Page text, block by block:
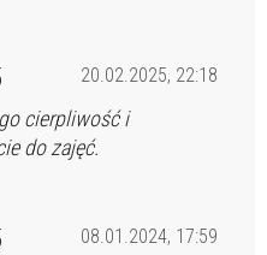
20.02.2025, 22:18
cierpliwość i
do zajęć.
08.01.2024, 17:59